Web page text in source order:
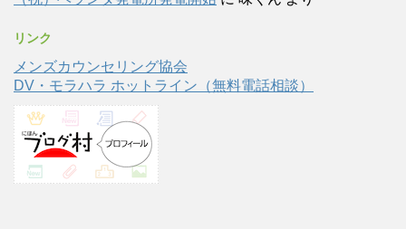
リンク
メンズカウンセリング協会
DV・モラハラ ホットライン（無料電話相談）